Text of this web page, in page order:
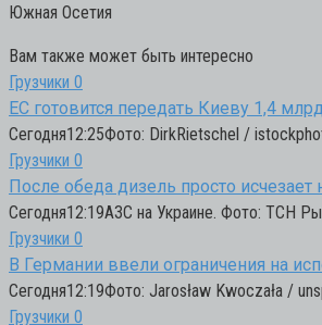
Южная Осетия
Вам также может быть интересно
Грузчики 0
ЕС готовится передать Киеву 1,4
Сегодня12:25Фото: DirkRietschel /
Грузчики 0
После обеда дизель просто
Сегодня12:19АЗС на Украине. Фото: ТСН
Грузчики 0
В Германии ввели ограничения на
Сегодня12:19Фото: Jarosław Kwoczała /
Грузчики 0